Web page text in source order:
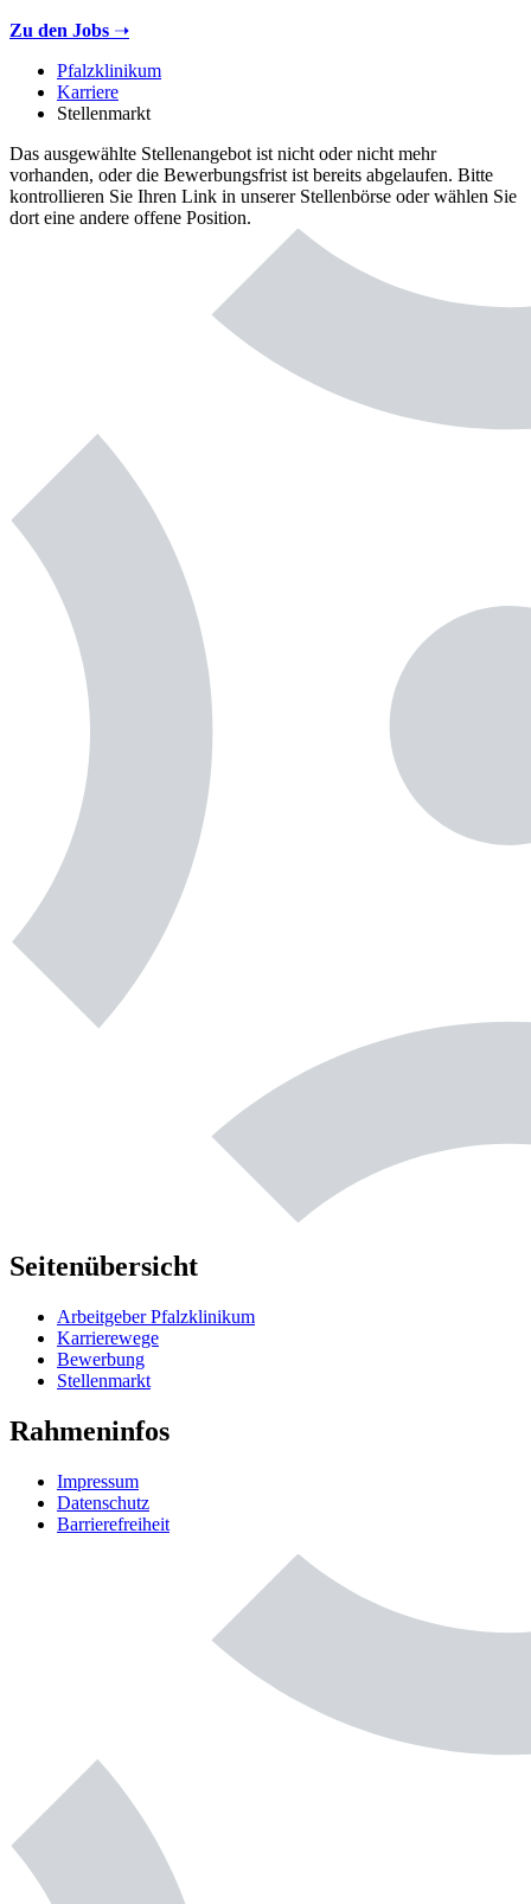
Zu den Jobs ➝
Pfalzklinikum
Karriere
Stellenmarkt
Das ausgewählte Stellenangebot ist nicht oder nicht mehr
vorhanden, oder die Bewerbungsfrist ist bereits abgelaufen. Bitte
kontrollieren Sie Ihren Link in unserer Stellenbörse oder wählen Sie
dort eine andere offene Position.
Seitenübersicht
Arbeitgeber Pfalzklinikum
Karrierewege
Bewerbung
Stellenmarkt
Rahmeninfos
Impressum
Datenschutz
Barrierefreiheit